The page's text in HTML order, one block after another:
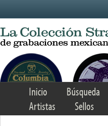
Inicio Búsqueda
Artistas
Sellos